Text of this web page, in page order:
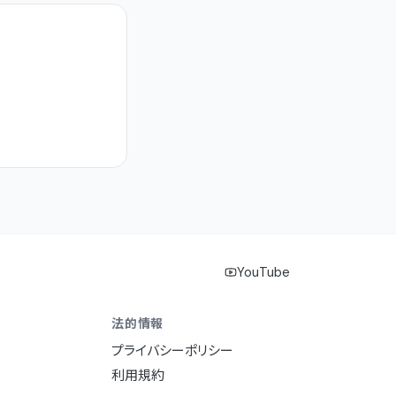
YouTube
法的情報
プライバシーポリシー
利用規約